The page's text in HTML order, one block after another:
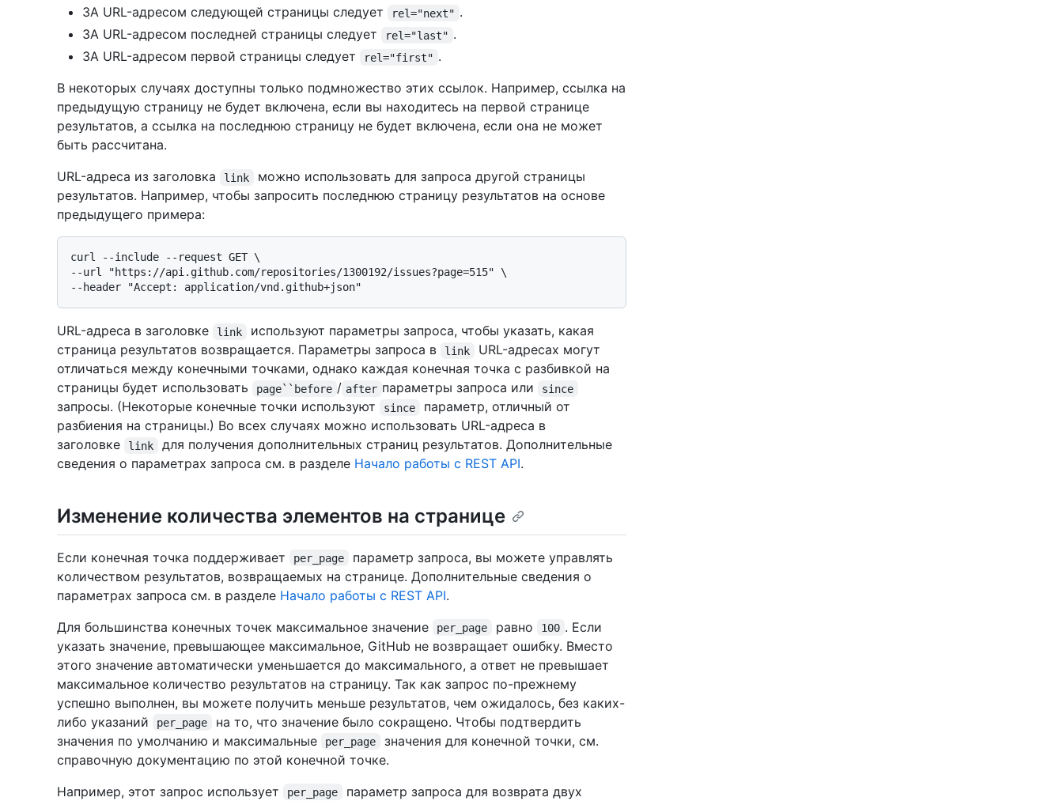
ЗА URL-адресом следующей страницы следует
rel="next" .
ЗА URL-адресом последней страницы следует
rel="last" .
ЗА URL-адресом первой страницы следует
rel="first" .
В некоторых случаях доступны только подмножество этих ссылок. Например, ссылка на
предыдущую страницу не будет включена, если вы находитесь на первой странице
результатов, а ссылка на последнюю страницу не будет включена, если она не может
быть рассчитана.
URL-адреса из заголовка
link
можно использовать для запроса другой страницы
результатов. Например, чтобы запросить последнюю страницу результатов на основе
предыдущего примера:
curl --include --request GET \
--url "https://api.github.com/repositories/1300192/issues?page=515" \
URL-адреса в заголовке link
используют параметры запроса, чтобы указать, какая
страница результатов возвращается. Параметры запроса в
link
URL-адресах могут
отличаться между конечными точками, однако каждая конечная точка с разбивкой на
страницы будет использовать
page``before / after параметры запроса или since
запросы. (Некоторые конечные точки используют since
параметр, отличный от
разбиения на страницы.) Во всех случаях можно использовать URL-адреса в
заголовке
link
для получения дополнительных страниц результатов. Дополнительные
сведения о параметрах запроса см. в разделе Начало работы с REST API.
Изменение количества элементов на странице
Если конечная точка поддерживает per_page
параметр запроса, вы можете управлять
количеством результатов, возвращаемых на странице. Дополнительные сведения о
параметрах запроса см. в разделе Начало работы с REST API.
Для большинства конечных точек максимальное значение
per_page равно 100 . Если
указать значение, превышающее максимальное, GitHub не возвращает ошибку. Вместо
этого значение автоматически уменьшается до максимального, а ответ не превышает
максимальное количество результатов на страницу. Так как запрос по-прежнему
успешно выполнен, вы можете получить меньше результатов, чем ожидалось, без каких-
либо указаний
per_page
на то, что значение было сокращено. Чтобы подтвердить
значения по умолчанию и максимальные
per_page
значения для конечной точки, см.
справочную документацию по этой конечной точке.
Например, этот запрос использует
per_page
параметр запроса для возврата двух